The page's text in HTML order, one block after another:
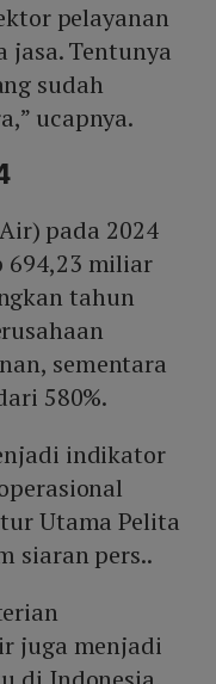
pelayanan
jasa. Tentunya
sudah
ucapnya.
pada 2024
694,23 miliar
tahun
sementara
580%.
indikator
Utama Pelita
siaran pers..
juga menjadi